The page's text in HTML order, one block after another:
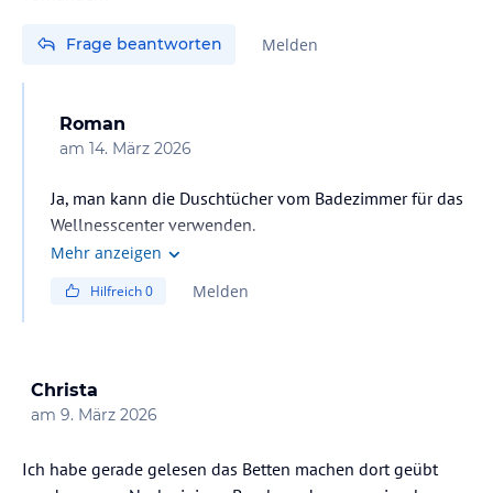
Frage beantworten Melden
Roman
am 14. März 2026
Ja, man kann die Duschtücher vom Badezimmer für das
Wellnesscenter verwenden.
Mehr anzeigen
Hilfreich0 Melden
Christa
am 9. März 2026
Ich habe gerade gelesen das Betten machen dort geübt